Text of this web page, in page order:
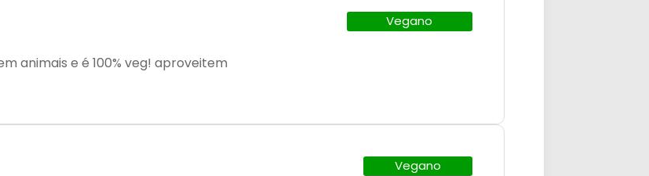
animais e é 100% veg! aproveitem
Vegano
Vegano